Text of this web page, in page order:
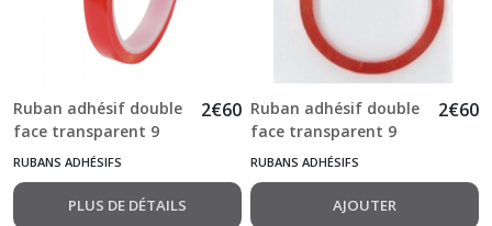
Ruban adhésif double
face transparent 9
mm x 10 m
2€60
RUBANS ADHÉSIFS
PLUS DE DÉTAILS
Ruban adhésif double
face transparent 9
mm x 10 m Sticky
Tape
2€60
RUBANS ADHÉSIFS
AJOUTER